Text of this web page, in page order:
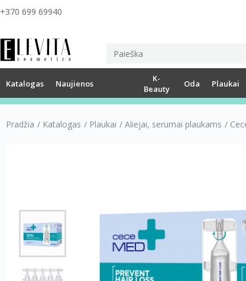
+370 699 69940
Katalogas Naujienos
K-
Beauty
Oda Plaukai
Pradžia / Katalogas / Plaukai / Aliejai, serumai plaukams /